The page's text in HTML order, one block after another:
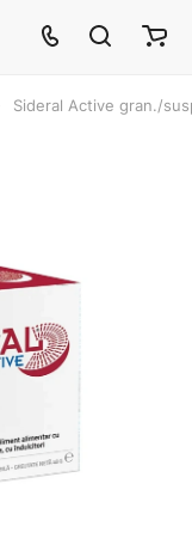
Sideral Active gran./